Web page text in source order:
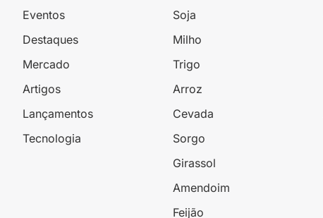
Eventos
Destaques
Mercado
Artigos
Lançamentos
Tecnologia
Soja
Milho
Trigo
Arroz
Cevada
Sorgo
Girassol
Amendoim
Feijão